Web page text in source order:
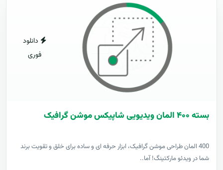
دانلود
فوری
بسته ۴۰۰ المان ویدیویی شاپیکس موشن گرافیک
400 المان طراحی موشن گرافیک، ابزار حرفه ای و ساده برای خلق و تقویت برند
شما در ویدئو مارکتینگ! آما..